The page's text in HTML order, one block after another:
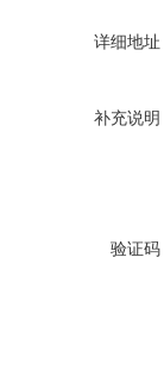
详细地址
补充说明
验证码